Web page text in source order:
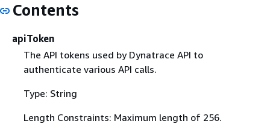
Contents
apiToken
The API tokens used by Dynatrace API to
authenticate various API calls.
Type: String
Length Constraints: Maximum length of 256.